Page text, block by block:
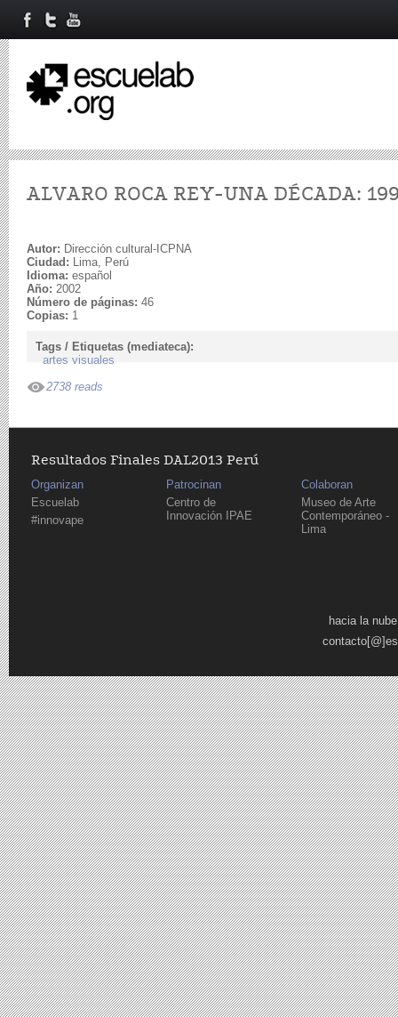
ALVARO ROCA REY-UNA DÉCADA:
Autor: Dirección cultural-ICPNA
Ciudad: Lima, Perú
Idioma: español
Año: 2002
Número de páginas: 46
Copias: 1
Tags / Etiquetas (mediateca):
artes visuales
2738 reads
Resultados Finales DAL2013 Perú
Organizan
Escuelab
#innovape
Patrocinan
Centro de
Innovación IPAE
Colaboran
Museo de Arte
Contemporáneo -
Lima
hacia la